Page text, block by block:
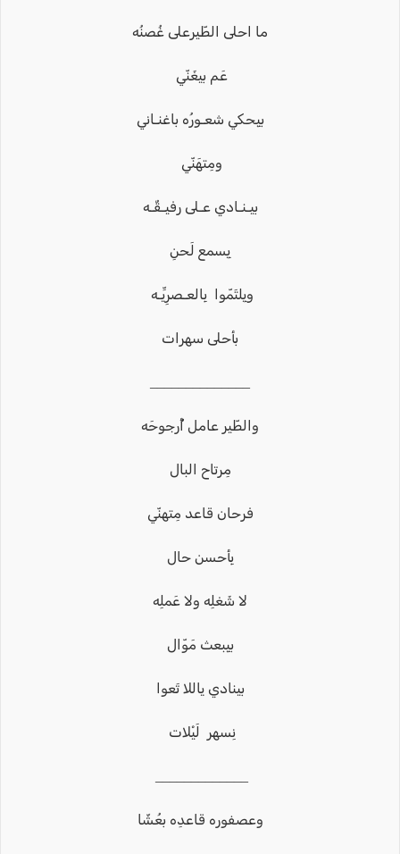
ما احلى الطّيرعلى غُصنُه
عَم بيغَنّي
بيِحكي شعـورُه باغنـاني
ومِتهَنّي
بيـنـادي عـلى رفيـقٌـه
يِسمع لَحنِ
ويِلتَمّوا بِالعـصرِيِّـه
بأحلى سهرات
والطّير عامل أُُرجوحَه
مِرتاح البال
فرحان قاعد مِتهنّي
بِأحسن حال
لا شَغلِه ولا عَملِه
بيِبعث مَوّال
بينادي ياللا تَعوا
نِسهر لَيْلات
وعصفوره قاعدِه بعُشّا